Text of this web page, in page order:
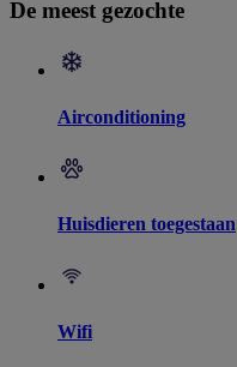
De meest gezochte
Airconditioning
Huisdieren toegestaan
Wifi